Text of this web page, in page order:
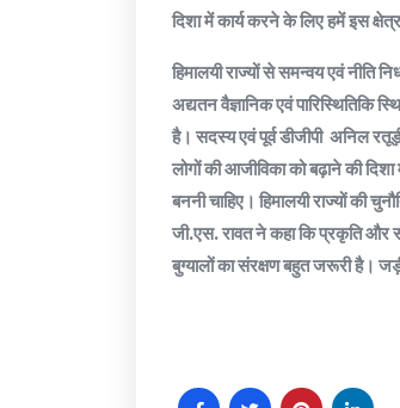
दिशा में कार्य करने के लिए हमें इस
हिमालयी राज्यों से समन्वय एवं नीति
अद्यतन वैज्ञानिक एवं पारिस्थितिकि
है। सदस्य एवं पूर्व डीजीपी अनिल
लोगों की आजीविका को बढ़ाने की
बननी चाहिए। हिमालयी राज्यों की
जी.एस. रावत ने कहा कि प्रकृति और
बुग्यालों का संरक्षण बहुत जरूरी है।